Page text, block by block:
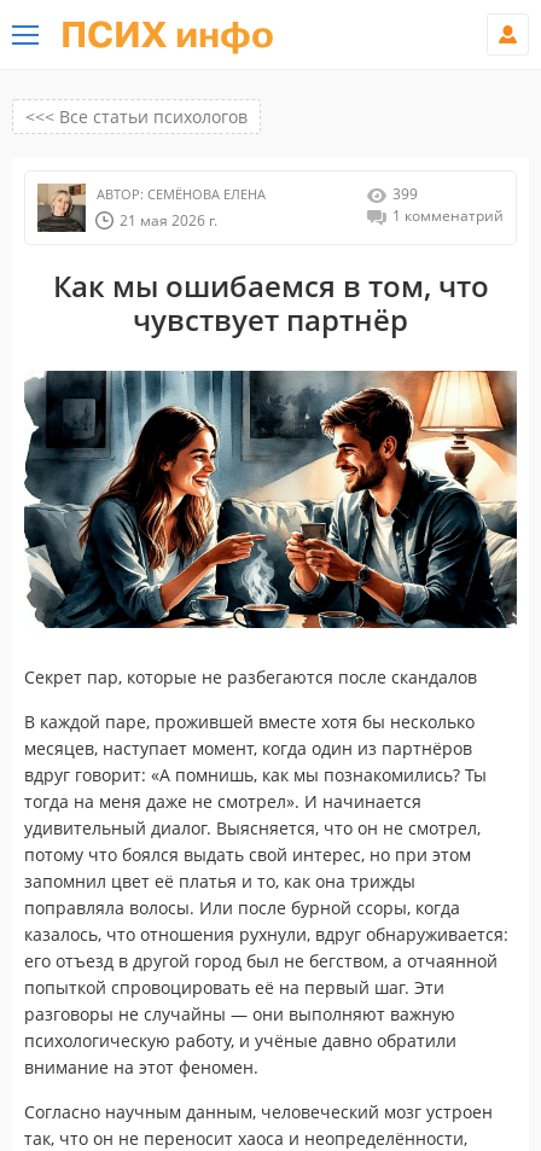
ПСИХ инфо
<<< Все статьи психологов
АВТОР: СЕМЁНОВА ЕЛЕНА
21 мая 2026 г.
399
1 комменатрий
Как мы ошибаемся в том, что
чувствует партнёр
Секрет пар, которые не разбегаются после скандалов
В каждой паре, прожившей вместе хотя бы несколько
месяцев, наступает момент, когда один из партнёров
вдруг говорит: «А помнишь, как мы познакомились? Ты
тогда на меня даже не смотрел». И начинается
удивительный диалог. Выясняется, что он не смотрел,
потому что боялся выдать свой интерес, но при этом
запомнил цвет её платья и то, как она трижды
поправляла волосы. Или после бурной ссоры, когда
казалось, что отношения рухнули, вдруг обнаруживается:
его отъезд в другой город был не бегством, а отчаянной
попыткой спровоцировать её на первый шаг. Эти
разговоры не случайны — они выполняют важную
психологическую работу, и учёные давно обратили
внимание на этот феномен.
Согласно научным данным, человеческий мозг устроен
так, что он не переносит хаоса и неопределённости,